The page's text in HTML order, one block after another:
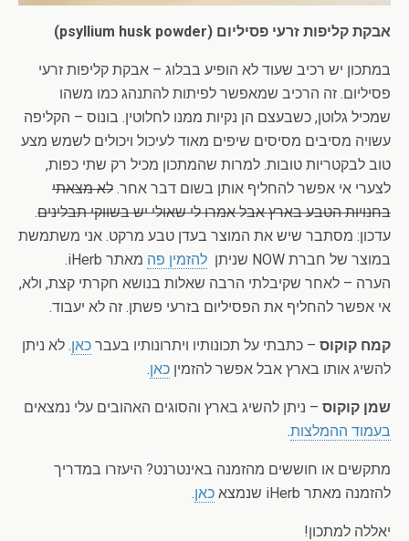
אבקת קליפות זרעי פסיליום (psyllium husk powder)
במתכון יש רכיב שעוד לא הופיע בבלוג – אבקת קליפות זרעי
פסיליום. זה הרכיב שמאפשר לפיתות להתנהג כמו משהו
שמכיל גלוטן, כשבעצם הן נקיות ממנו לחלוטין. בונוס – הקליפה
עשויה מסיבים מסיסים שיפים מאוד לעיכול ויכולים לשמש מצע
טוב לבקטריות טובות. למרות שהמתכון מכיל רק שתי כפות,
לצערי אי אפשר להחליף אותן בשום דבר אחר. לא מצאתי
בחנויות הטבע בארץ אבל אמרו לי שאולי יש בשווקי תבלינים.
עדכון: מסתבר שיש את המוצר בעדן טבע מרקט. אני משתמשת
במוצר של חברת NOW שניתן
להזמין פה מאתר iHerb.
הערה – לאחר שקיבלתי הרבה שאלות בנושא חקרתי קצת, ולא,
אי אפשר להחליף את הפסיליום בזרעי פשתן. זה לא יעבוד.
קמח קוקוס – כתבתי על תכונותיו ויתרונותיו בעבר כאן. לא ניתן
להשיג אותו בארץ אבל אפשר להזמין כאן.
שמן קוקוס – ניתן להשיג בארץ והסוגים האהובים עלי נמצאים
בעמוד ההמלצות.
מתקשים או חוששים מהזמנה באינטרנט? היעזרו במדריך
להזמנה מאתר iHerb שנמצא
כאן.
יאללה למתכון!